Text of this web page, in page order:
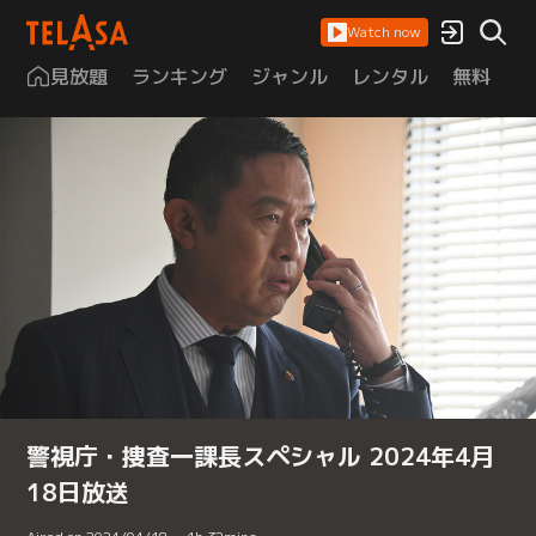
Watch now
見放題 ランキング ジャンル レンタル 無料
警視庁・捜査一課長スペシャル 2024年4月
18日放送